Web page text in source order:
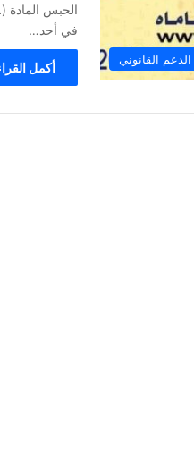
الدعم القانوني
في أحد…
أكمل